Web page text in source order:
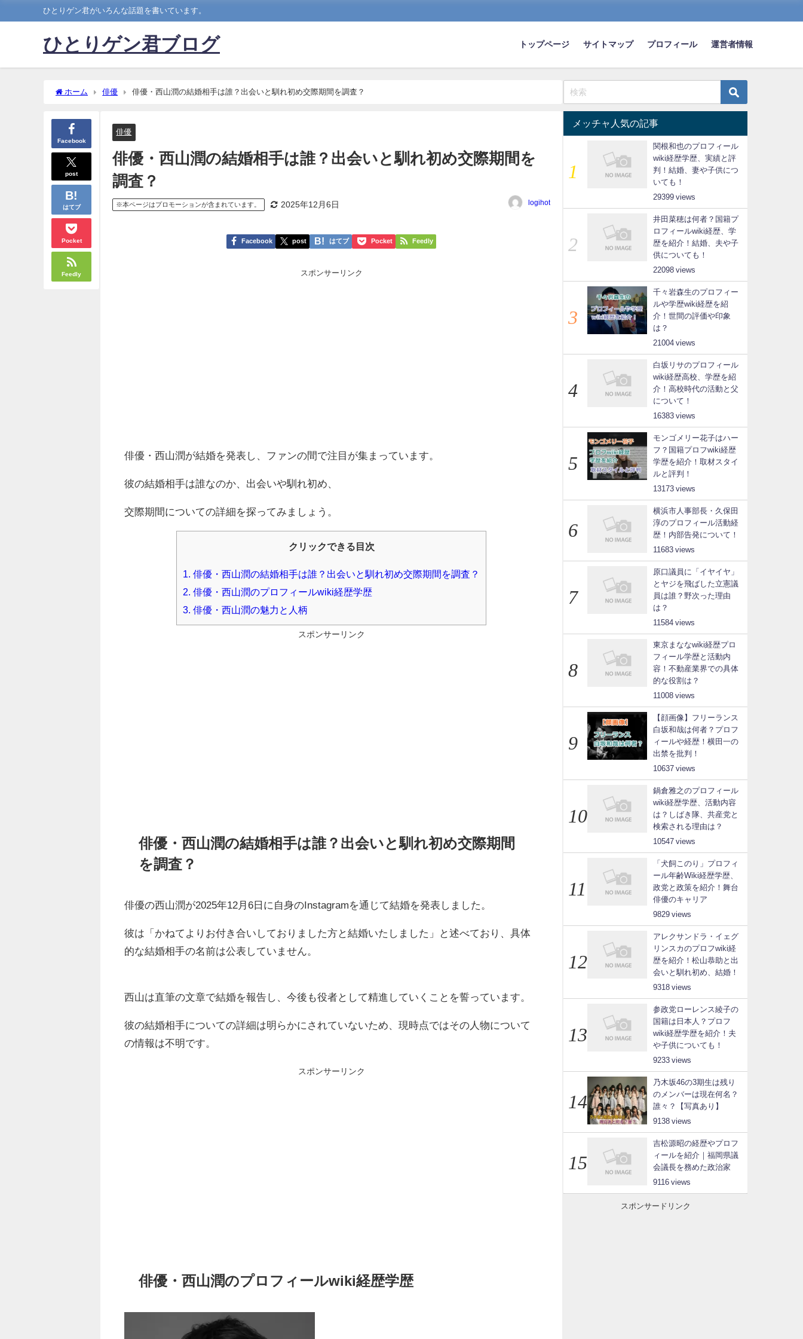
ひとりゲン君がいろんな話題を書いています。
ひとりゲン君ブログ トップページ サイトマップ プロフィール 運営者情報
ホーム 俳優 俳優・西山潤の結婚相手は誰？出会いと馴れ初め交際期間を調査？
Facebook
post
はてブ
Pocket
Feedly
俳優
俳優・西山潤の結婚相手は誰？出会いと馴れ初め交際期間を
調査？
※本ページはプロモーションが含まれています。 2025年12月6日 logihot
Facebook post はてブ Pocket Feedly
スポンサーリンク
俳優・西山潤が結婚を発表し、ファンの間で注目が集まっています。
彼の結婚相手は誰なのか、出会いや馴れ初め、
交際期間についての詳細を探ってみましょう。
クリックできる目次
1.
俳優・西山潤の結婚相手は誰？出会いと馴れ初め交際期間を調査？
2. 俳優・西山潤のプロフィールwiki経歴学歴
3. 俳優・西山潤の魅力と人柄
スポンサーリンク
俳優・西山潤の結婚相手は誰？出会いと馴れ初め交際期間
を調査？
俳優の西山潤が2025年12月6日に自身のInstagramを通じて結婚を発表しました。
彼は「かねてよりお付き合いしておりました方と結婚いたしました」と述べており、具体
的な結婚相手の名前は公表していません。
西山は直筆の文章で結婚を報告し、今後も役者として精進していくことを誓っています。
彼の結婚相手についての詳細は明らかにされていないため、現時点ではその人物について
の情報は不明です。
スポンサーリンク
俳優・西山潤のプロフィールwiki経歴学歴
メッチャ人気の記事
関根和也のプロフィール
wiki経歴学歴、実績と評
判！結婚、妻や子供につ
いても！
29399
井田菜穂は何者？国籍プ
ロフィールwiki経歴、学
歴を紹介！結婚、夫や子
供についても！
22098
千々岩森生のプロフィー
ルや学歴wiki経歴を紹
介！世間の評価や印象
は？
21004
白坂リサのプロフィール
wiki経歴高校、学歴を紹
介！高校時代の活動と父
について！
16383
モンゴメリー花子はハー
フ？国籍プロフwiki経歴
学歴を紹介！取材スタイ
ルと評判！
13173
横浜市人事部長・久保田
淳のプロフィール活動経
歴！内部告発について！
11683
原口議員に「イヤイヤ」
とヤジを飛ばした立憲議
員は誰？野次った理由
は？
11584
東京まななwiki経歴プロ
フィール学歴と活動内
容！不動産業界での具体
的な役割は？
11008
【顔画像】フリーランス
白坂和哉は何者？プロフ
ィールや経歴！横田一の
出禁を批判！
10637
鍋倉雅之のプロフィール
wiki経歴学歴、活動内容
は？しばき隊、共産党と
検索される理由は？
10547
「犬飼このり」プロフィ
ール年齢Wiki経歴学歴、
政党と政策を紹介！舞台
俳優のキャリア
9829
アレクサンドラ・イェグ
リンスカのプロフwiki経
歴を紹介！松山恭助と出
会いと馴れ初め、結婚！
9318
参政党ローレンス綾子の
国籍は日本人？プロフ
wiki経歴学歴を紹介！夫
や子供についても！
9233
乃木坂46の3期生は残り
のメンバーは現在何名？
誰々？【写真あり】
9138
吉松源昭の経歴やプロフ
ィールを紹介｜福岡県議
会議長を務めた政治家
9116
スポンサードリンク